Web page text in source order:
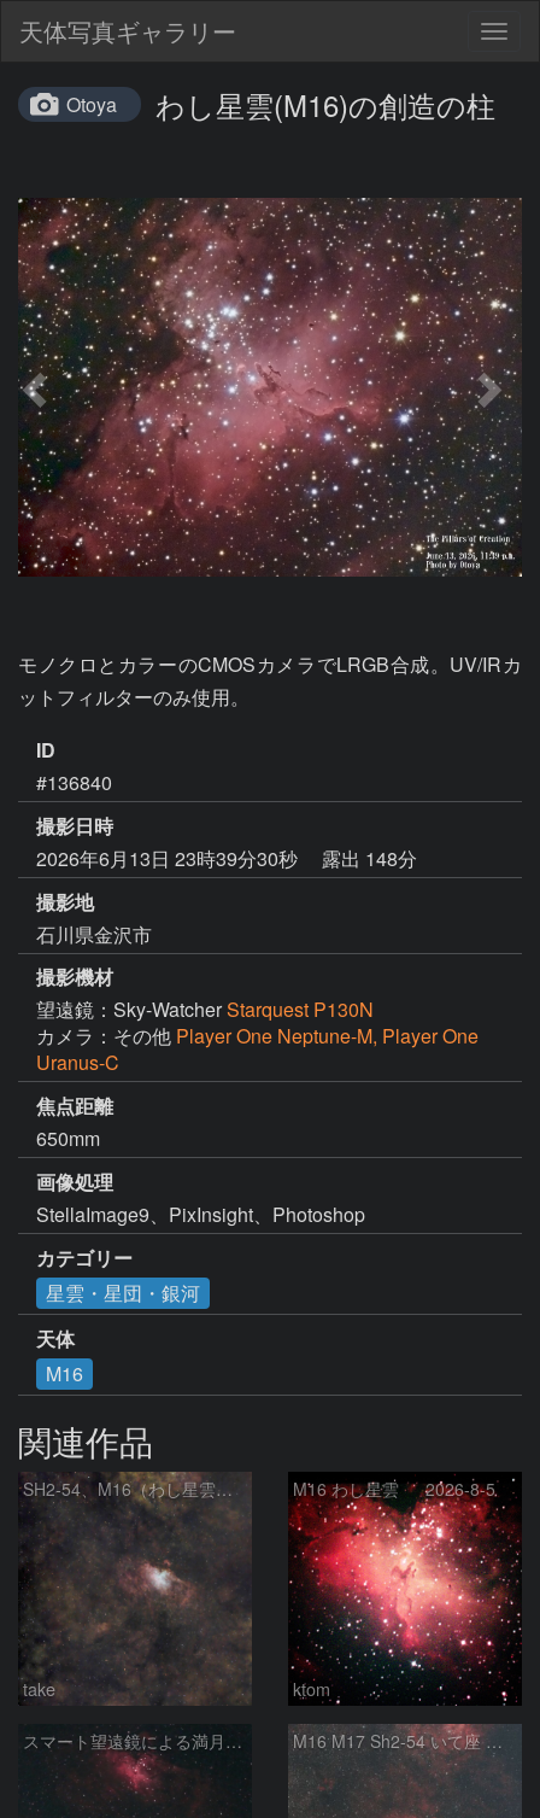
天体写真ギャラリー
Otoya わし星雲(M16)の創造の柱
モノクロとカラーのCMOSカメラでLRGB合成。UV/IRカ
ットフィルターのみ使用。
ID
#136840
撮影日時
2026年6月13日 23時39分30秒
露出 148分
撮影地
石川県金沢市
撮影機材
望遠鏡：Sky-WatcherStarquest P130N
カメラ：その他 Player One Neptune-M, Player One
Uranus-C
焦点距離
650mm
画像処理
StellaImage9、PixInsight、Photoshop
カテゴリー
星雲・星団・銀河
天体
M16
関連作品
SH2‑54、M16（わし星雲）、M17（オメガ星雲）
take
M16 わし星雲 2026-8-5
ktom
スマート望遠鏡による満月下の星雲（M16,NGC6960） M16 M17 Sh2-54 いて座 へび座